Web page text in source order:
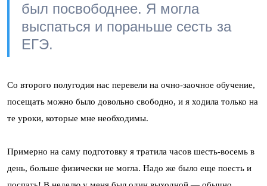
был посвободнее. Я могла
выспаться и пораньше сесть за
ЕГЭ.
Со второго полугодия нас перевели на очно-заочное обучение,
посещать можно было довольно свободно, и я ходила только на
те уроки, которые мне необходимы.
Примерно на саму подготовку я тратила часов шесть-восемь в
день, больше физически не могла. Надо же было еще поесть и